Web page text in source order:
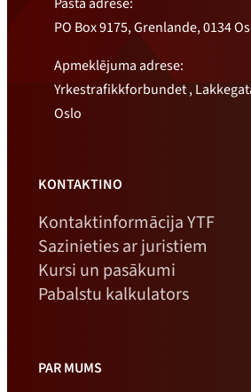
PO Box 9175, Grenlande, 0134
Apmeklējuma adrese:
Yrkestrafikkforbundet ,
Oslo
KONTAKTINO
Kontaktinformācija YTF
Sazinieties ar juristiem
Kursi un pasākumi
Pabalstu kalkulators
PAR MUMS